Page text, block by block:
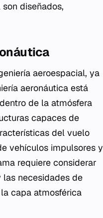
diseñados,
aeroespacial, ya
aeronáutica está
de la atmósfera
capaces de
del vuelo
vehículos impulsores y
requiere considerar
necesidades de
capa atmosférica